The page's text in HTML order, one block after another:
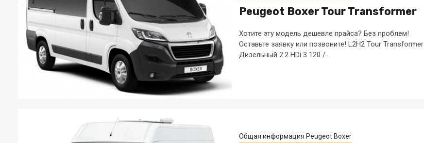
Peugeot Boxer Tour Transformer
Хотите эту модель дешевле прайса? Без проблем!
Оставьте заявку или позвоните! L2H2 Tour Transformer
Дизельный 2.2 HDi 3 120 /...
Общая информация Peugeot Boxer